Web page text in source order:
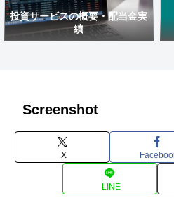
投資サービスの概要・配当金実
績
Screenshot
X
LINE